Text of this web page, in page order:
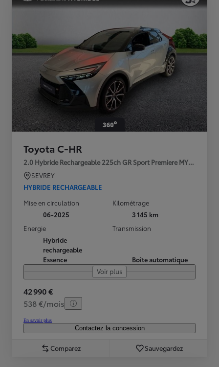
Toyota C-HR
2.0 Hybride Rechargeable 225ch GR Sport Premiere MY25
SEVREY
HYBRIDE RECHARGEABLE
Mise en circulation
06-2025
Kilométrage
3 145 km
Energie
Hybride
rechargeable
Essence
Transmission
Boîte automatique
Voir plus
42 990 €
538 €/mois
En savoir plus
Contactez la concession
Comparez Sauvegardez